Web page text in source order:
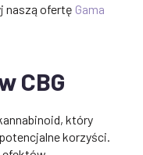
naszą ofertę Gama
CBG
który
korzyści.